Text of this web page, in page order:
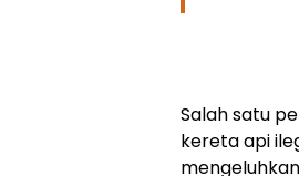
Salah satu
kereta api